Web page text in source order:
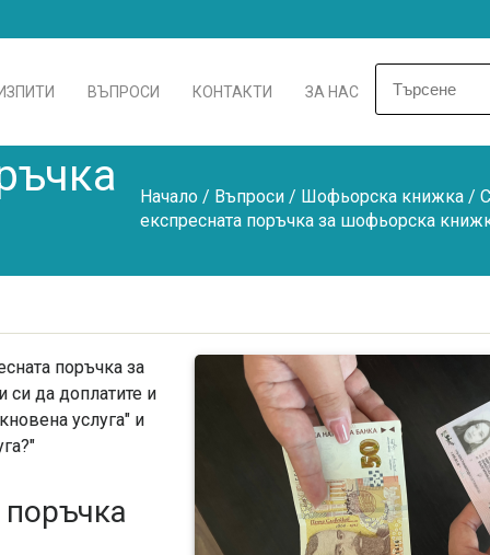
ИЗПИТИ ВЪПРОСИ КОНТАКТИ ЗА НАС
Начало / Въпроси / Шофьорска книжка /
експресната поръчка за шофьорска
поръчка за
да доплатите и
услуга" и